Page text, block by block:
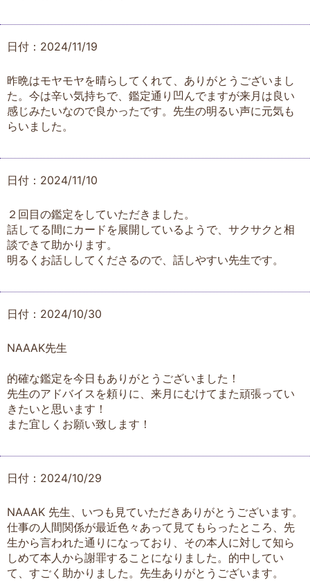
日付：2024/11/19
昨晩はモヤモヤを晴らしてくれて、ありがとうございまし
た。今は辛い気持ちで、鑑定通り凹んでますが来月は良い
感じみたいなので良かったです。先生の明るい声に元気も
らいました。
日付：2024/11/10
２回目の鑑定をしていただきました。
話してる間にカードを展開しているようで、サクサクと相
談できて助かります。
明るくお話ししてくださるので、話しやすい先生です。
日付：2024/10/30
NAAAK先生
的確な鑑定を今日もありがとうございました！
先生のアドバイスを頼りに、来月にむけてまた頑張ってい
きたいと思います！
また宜しくお願い致します！
日付：2024/10/29
NAAAK 先生、いつも見ていただきありがとうございます。
仕事の人間関係が最近色々あって見てもらったところ、先
生から言われた通りになっており、その本人に対して知ら
しめて本人から謝罪することになりました。的中してい
て、すごく助かりました。先生ありがとうございます。